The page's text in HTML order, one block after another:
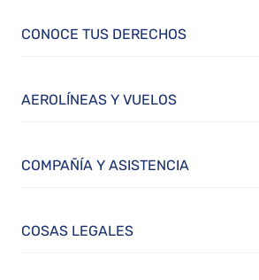
CONOCE TUS DERECHOS
AEROLÍNEAS Y VUELOS
COMPAÑÍA Y ASISTENCIA
COSAS LEGALES